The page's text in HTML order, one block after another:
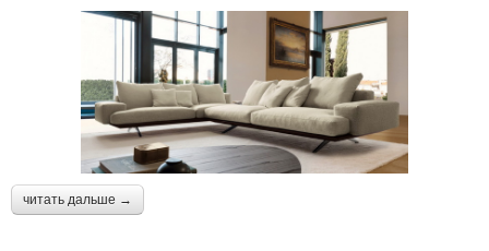
читать дальше →